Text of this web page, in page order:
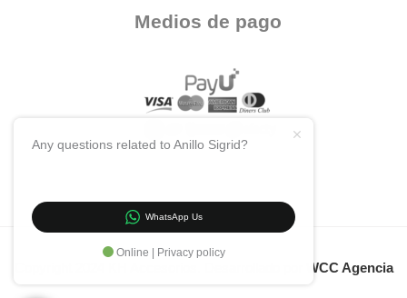
Medios de pago
WCC Agencia
Any questions related to Anillo Sigrid?
WhatsApp Us
Online | Privacy policy